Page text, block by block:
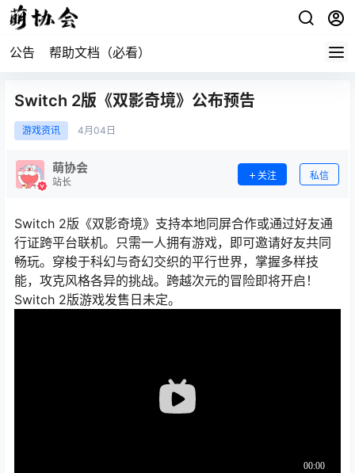
公告 帮助文档（必看）
Switch 2版《双影奇境》公布预告
游戏资讯 4月 04日
萌协会
站长
关注 私信
Switch 2版《双影奇境》支持本地同屏合作或通过好友通
行证跨平台联机。只需一人拥有游戏，即可邀请好友共同
畅玩。穿梭于科幻与奇幻交织的平行世界，掌握多样技
能，攻克风格各异的挑战。跨越次元的冒险即将开启！
Switch 2版游戏发售日未定。